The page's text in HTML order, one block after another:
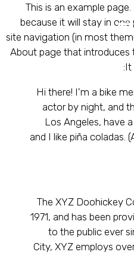
This is an example
because it will stay in
site navigation (in most
About page that introduces
It
Hi there! I'm a bike
actor by night, and
Los Angeles, have
and I like piña coladas.
The XYZ Doohickey
1971, and has been
to the public ever
City, XYZ employs